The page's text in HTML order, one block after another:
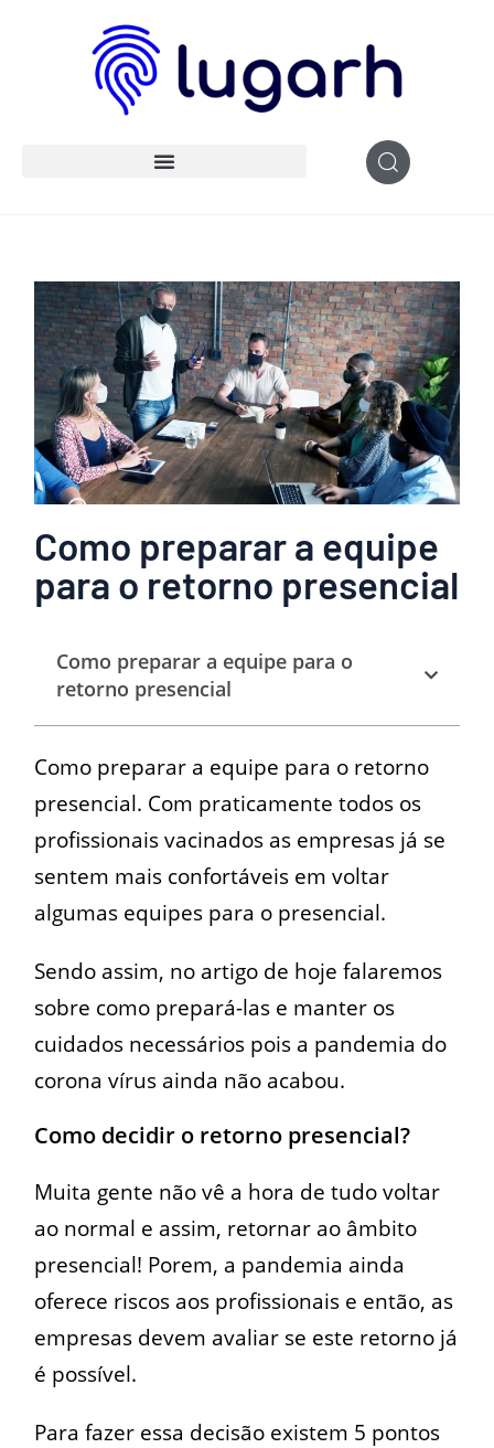
Como preparar a equipe
para o retorno presencial
Como preparar a equipe para o
retorno presencial
Como preparar a equipe para o retorno
presencial. Com praticamente todos os
profissionais vacinados as empresas já se
sentem mais confortáveis em voltar
algumas equipes para o presencial.
Sendo assim, no artigo de hoje falaremos
sobre como prepará-las e manter os
cuidados necessários pois a pandemia do
corona vírus ainda não acabou.
Como decidir o retorno presencial?
Muita gente não vê a hora de tudo voltar
ao normal e assim, retornar ao âmbito
presencial! Porem, a pandemia ainda
oferece riscos aos profissionais e então, as
empresas devem avaliar se este retorno já
é possível.
Para fazer essa decisão existem 5 pontos